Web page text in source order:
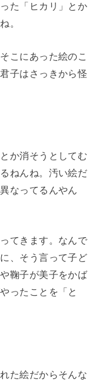
た「ヒカリ」とか
。
こにあった絵のこ
子はさっきから怪
か消そうとしてむ
ねんね。汚い絵だ
なってるんやん
てきます。なんで
、そう言って子ど
鞠子が美子をかば
ったことを「と
た絵だからそんな